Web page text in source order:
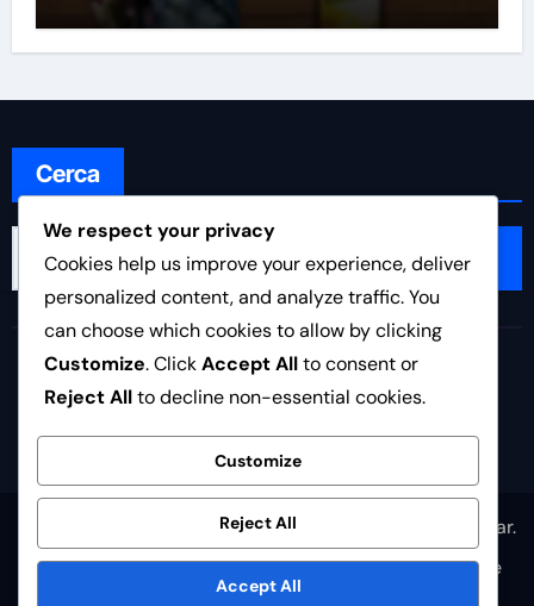
Cerca
Search
asdpinetocalcio.it
Copyright © All rights reserved| Themeansar.
Politica di protezione dei datiAccordo con l’utente
We respect your privacy
Cookies help us improve your experience, deliver
personalized content, and analyze traffic. You
can choose which cookies to allow by clicking
Customize. ClickAccept Allto consent or
Reject Allto decline non-essential cookies.
Customize
Reject All
Accept All